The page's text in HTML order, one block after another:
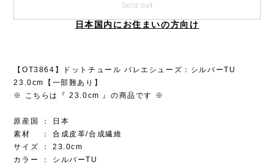
Sold out
日本国内にお住まいの方向け
【OT3864】ドットチュール バレエシューズ：シルバーTU
23.0cm【一部難あり】
※ こちらは『 23.0cm 』の商品です ※
原産国 ： 日本
素材 ： 合成皮革/合成繊維
サイズ ： 23.0cm
カラー ： シルバーTU